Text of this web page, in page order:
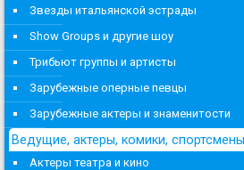
Звезды итальянской эстрады
Show Groups и другие шоу
Трибьют группы и артисты
Зарубежные оперные певцы
Зарубежные актеры и знаменитости
Ведущие, актеры, комики,
Актеры театра и кино